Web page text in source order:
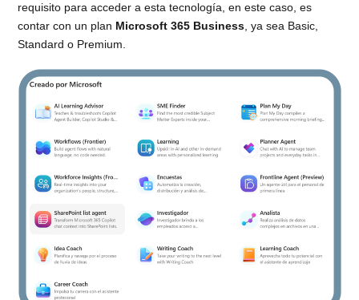
requisito para acceder a esta tecnología, en este caso, es
contar con un plan Microsoft 365 Business, ya sea Basic,
Standard o Premium.